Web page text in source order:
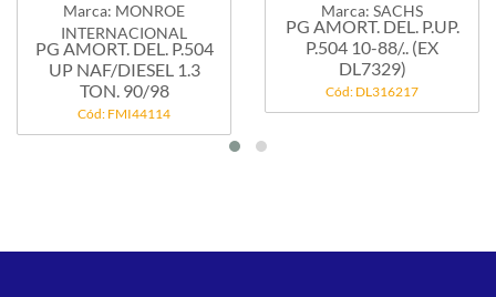
Marca: MONROE
INTERNACIONAL
PG AMORT. DEL. P.504
UP NAF/DIESEL 1.3
TON. 90/98
Cód: FMI44114
Marca: SACHS
PG AMORT. DEL. P.UP.
P.504 10-88/.. (EX
DL7329)
Cód: DL316217